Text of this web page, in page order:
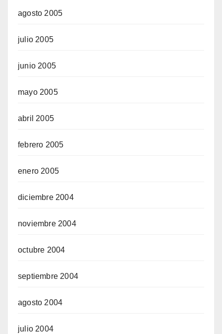
agosto 2005
julio 2005
junio 2005
mayo 2005
abril 2005
febrero 2005
enero 2005
diciembre 2004
noviembre 2004
octubre 2004
septiembre 2004
agosto 2004
julio 2004